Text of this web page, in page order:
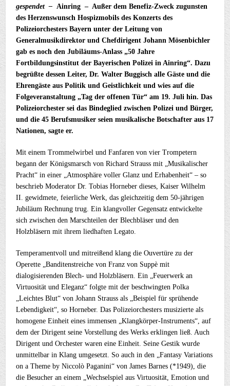
gespendet –Ainring – Außer dem Benefiz-Zweck zugunsten
des Herzenswunsch Hospizmobils des Konzerts des
Polizeiorchesters Bayern unter der Leitung von
Generalmusikdirektor und Chefdirigent Johann Mösenbichler
gab es noch den Jubiläums-Anlass „50 Jahre
Fortbildungsinstitut der Bayerischen Polizei in Ainring“. Dazu
begrüßte dessen Leiter, Dr. Walter Buggisch alle Gäste und die
Ehrengäste aus Politik und Geistlichkeit und wies auf die
Folgeveranstaltung „Tag der offenen Tür“ am 19. Juli hin. Das
Polizeiorchester sei das Bindeglied zwischen Polizei und Bürger,
und die 45 Berufsmusiker seien musikalische Botschafter aus 17
Nationen, sagte er.
Mit einem Trommelwirbel und Fanfaren von vier Trompetern
begann der Königsmarsch von Richard Strauss mit „Musikalischer
Pracht“ in einer „Atmosphäre voller Glanz und Erhabenheit“ – so
beschrieb Moderator Dr. Tobias Horneber dieses, Kaiser Wilhelm
II. gewidmete, feierliche Werk, das gleichzeitig dem 50-jährigen
Jubiläum Rechnung trug. Ein klangvoller Gegensatz entwickelte
sich zwischen den Marschteilen der Blechbläser und den
Holzbläsern mit ihrem liedhaften Legato.
Temperamentvoll und mitreißend klang die Ouvertüre zu der
Operette „Banditenstreiche von Franz von Suppè mit
dialogisierenden Blech- und Holzbläsern. Ein „Feuerwerk an
Virtuosität und Eleganz“ folgte mit der beschwingten Polka
„Leichtes Blut“ von Johann Strauss als „Beispiel für sprühende
Lebendigkeit“, so Horneber. Das Polizeiorchesters musizierte als
homogene Einheit eines immensen „Klangkörper-Instruments“, auf
dem der Dirigent seine Vorstellung des Werks erklingen ließ. Auch
Dirigent und Orchester waren eine Einheit. Seine Gestik wurde
unmittelbar in Klang umgesetzt. So auch in den „Fantasy Variations
on a Theme by Niccolò Paganini“ von James Barnes (*1949), die
die Besucher an einem „Wechselspiel aus Virtuosität, Emotion und